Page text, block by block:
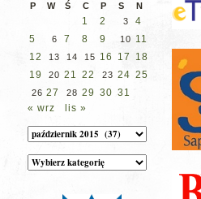
P
W Ś C P S N
1 2 3
4
5
6 7 8 9 10 11
12
13 14 15 16 17
18
19
20 21 22 23 24 25
26 27 28 29 30 31
« wrz
lis »
Archiwum
Kategorie
wpisów